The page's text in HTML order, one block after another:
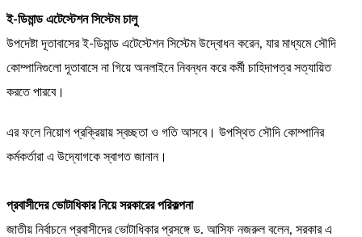
ই-ডিমান্ড এটেস্টেশন সিস্টেম চালু
উপদেষ্টা দূতাবাসের ই-ডিমান্ড এটেস্টেশন সিস্টেম উদ্বোধন করেন, যার মাধ্যমে সৌদি
কোম্পানিগুলো দূতাবাসে না গিয়ে অনলাইনে নিবন্ধন করে কর্মী চাহিদাপত্র সত্যায়িত
করতে পারবে।
এর ফলে নিয়োগ প্রক্রিয়ায় স্বচ্ছতা ও গতি আসবে। উপস্থিত সৌদি কোম্পানির
কর্মকর্তারা এ উদ্যোগকে স্বাগত জানান।
প্রবাসীদের ভোটাধিকার নিয়ে সরকারের পরিকল্পনা
জাতীয় নির্বাচনে প্রবাসীদের ভোটাধিকার প্রসঙ্গে ড. আসিফ নজরুল বলেন, সরকার এ